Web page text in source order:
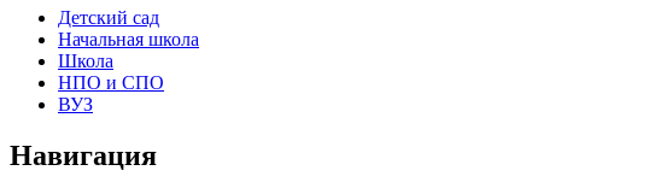
Детский сад
Начальная школа
Школа
НПО и СПО
ВУЗ
Навигация